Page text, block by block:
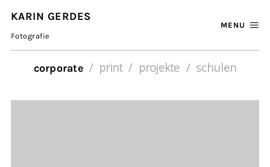
KARIN GERDES
Fotografie
MENU
corporate print projekte schulen